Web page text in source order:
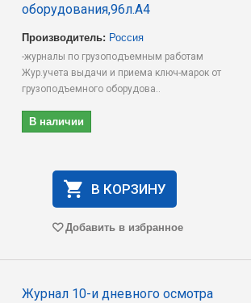
оборудования,96л.А4
Производитель: Россия
-журналы по грузоподъемным работам
Жур.учета выдачи и приема ключ-марок от
грузоподъемного оборудова..
В наличии
В КОРЗИНУ
Добавить в избранное
Журнал 10-и дневного осмотра